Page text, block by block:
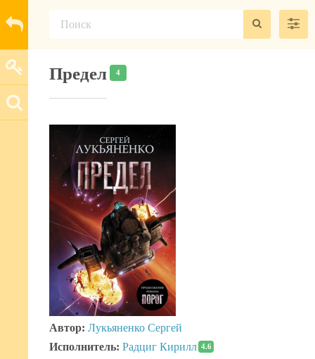
Предел 4
Автор: Лукьяненко Сергей
Исполнитель: Радциг Кирилл 4.6